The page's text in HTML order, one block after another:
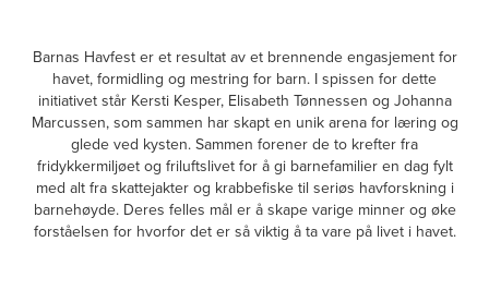
Barnas Havfest er et resultat av et brennende engasjement for
havet, formidling og mestring for barn. I spissen for dette
initiativet står Kersti Kesper, Elisabeth Tønnessen og Johanna
Marcussen, som sammen har skapt en unik arena for læring og
glede ved kysten. Sammen forener de to krefter fra
fridykkermiljøet og friluftslivet for å gi barnefamilier en dag fylt
med alt fra skattejakter og krabbefiske til seriøs havforskning i
barnehøyde. Deres felles mål er å skape varige minner og øke
forståelsen for hvorfor det er så viktig å ta vare på livet i havet.